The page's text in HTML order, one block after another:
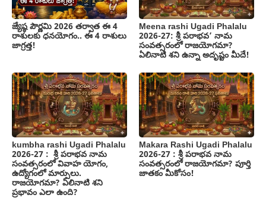
జ్యేష్ఠ పౌర్ణమి 2026 తర్వాత ఈ 4
రాశులకు ధనయోగం.. ఈ 4 రాశులు
జాగ్రత్త!
Meena rashi Ugadi Phalalu
2026-27: శ్రీ పరాభవ’ నామ
సంవత్సరంలో రాజయోగమా?
ఏలినాటి శని ఉన్నా అదృష్టం మీదే!
kumbha rashi Ugadi Phalalu
2026-27 : శ్రీ పరాభవ నామ
సంవత్సరంలో వివాహ యోగం,
ఉద్యోగంలో మార్పులు.
రాజయోగమా? ఏలినాటి శని
ప్రభావం ఎలా ఉంది?
Makara Rashi Ugadi Phalalu
2026-27 : శ్రీ పరాభవ నామ
సంవత్సరంలో రాజయోగమా? పూర్తి
జాతకం మీకోసం!